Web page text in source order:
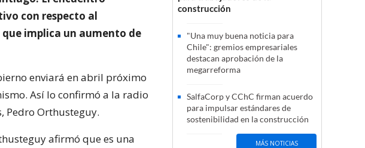
con respecto al
implica un aumento de
enviará en abril próximo
Así lo confirmó a la radio
Pedro Orthusteguy.
afirmó que es una
construcción
"Una muy buena noticia para
Chile": gremios empresariales
destacan aprobación de la
megarreforma
SalfaCorp y CChC firman acuerdo
para impulsar estándares de
sostenibilidad en la construcción
MÁS NOTICIAS